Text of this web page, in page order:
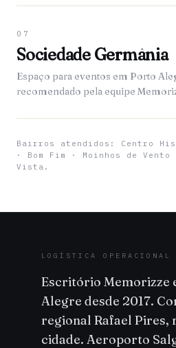
07
Sociedade Germânia
Espaço para eventos em Porto
recomendado pela equipe
Bairros atendidos: Centro
· Bom Fim · Moinhos de
Vista.
LOGÍSTICA OPERACIONAL
Escritório Memorizze
Alegre desde 2017.
regional Rafael Pires,
cidade. Aeroporto